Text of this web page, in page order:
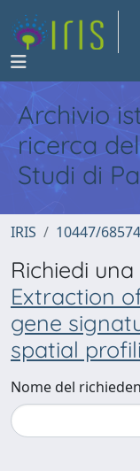
Archivio
ricerca
Studi di
IRIS 10447/
Richiedi
Extraction
gene
spatial
Nome del